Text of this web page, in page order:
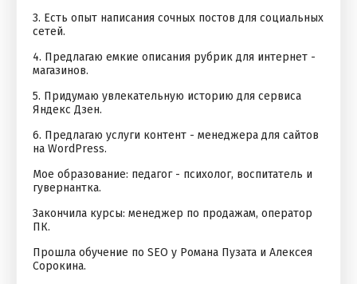
3. Есть опыт написания сочных постов для социальных
сетей.
4. Предлагаю емкие описания рубрик для интернет -
магазинов.
5. Придумаю увлекательную историю для сервиса
Яндекс Дзен.
6. Предлагаю услуги контент - менеджера для сайтов
на WordPress.
Мое образование: педагог - психолог, воспитатель и
гувернантка.
Закончила курсы: менеджер по продажам, оператор
ПК.
Прошла обучение по SEO у Романа Пузата и Алексея
Сорокина.